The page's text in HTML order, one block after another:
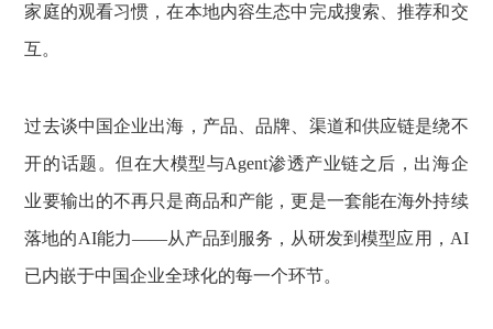
家庭的观看习惯，在本地内容生态中完成搜索、推荐和交
互。
过去谈中国企业出海，产品、品牌、渠道和供应链是绕不
开的话题。但在大模型与Agent渗透产业链之后，出海企
业要输出的不再只是商品和产能，更是一套能在海外持续
落地的AI能力——从产品到服务，从研发到模型应用，AI
已内嵌于中国企业全球化的每一个环节。